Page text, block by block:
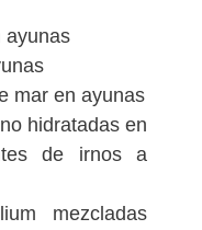
ayunas
mar en ayunas
hidratadas en
de irnos a
mezcladas